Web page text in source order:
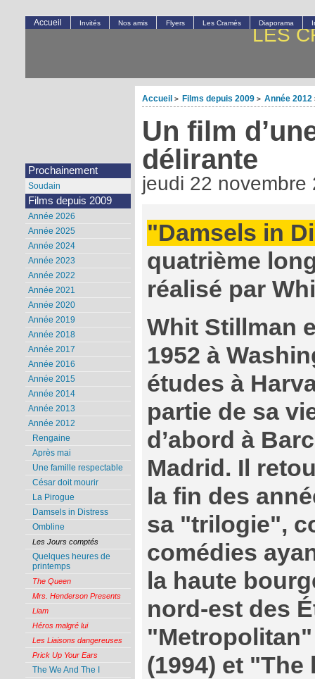
LES
Accueil > Films depuis 2009 > Année 2012
Un film
délirante
jeudi 22 novembre
"Damsels in
quatrième
réalisé par
Whit Stillman
1952 à
études à
partie de sa
d’abord à
Madrid. Il
la fin des
sa "trilogie",
comédies
la haute
nord-est des
(1994) et
Accueil Invités Nos amis Flyers Les Cramés Diaporama
Prochainement
Soudain
Films depuis 2009
Année 2026
Année 2025
Année 2024
Année 2023
Année 2022
Année 2021
Année 2020
Année 2019
Année 2018
Année 2017
Année 2016
Année 2015
Année 2014
Année 2013
Année 2012
Rengaine
Après mai
Une famille respectable
César doit mourir
La Pirogue
Damsels in Distress
Ombline
Les Jours comptés
Quelques heures de
printemps
The Queen
Mrs. Henderson Presents
Liam
Héros malgré lui
Les Liaisons dangereuses
Prick Up Your Ears
The We And The I